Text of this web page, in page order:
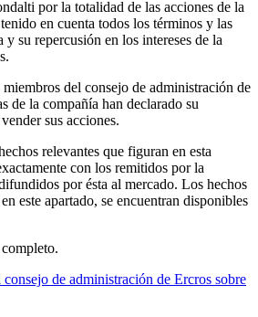
por la totalidad de las acciones de la
en cuenta todos los términos y las
y su repercusión en los intereses de la
miembros del consejo de administración de
de la compañía han declarado su
sus acciones.
relevantes que figuran en esta
con los remitidos por la
por ésta al mercado. Los hechos
este apartado, se encuentran disponibles
de administración de Ercros sobre